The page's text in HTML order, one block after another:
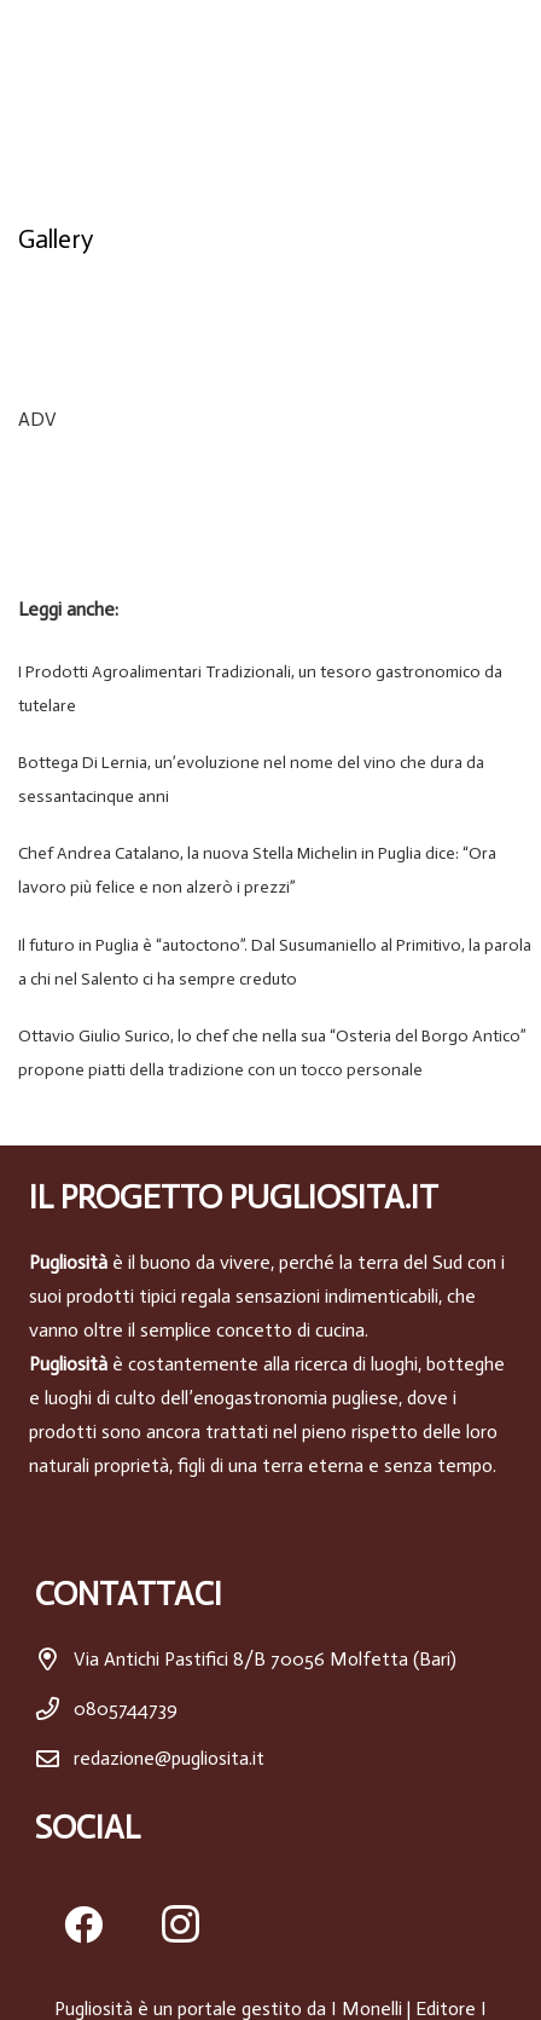
Gallery
ADV
Leggi anche:
I Prodotti Agroalimentari Tradizionali, un tesoro gastronomico da
tutelare
Bottega Di Lernia, un’evoluzione nel nome del vino che dura da
sessantacinque anni
Chef Andrea Catalano, la nuova Stella Michelin in Puglia dice: “Ora
lavoro più felice e non alzerò i prezzi”
Il futuro in Puglia è “autoctono”. Dal Susumaniello al Primitivo, la parola
a chi nel Salento ci ha sempre creduto
Ottavio Giulio Surico, lo chef che nella sua “Osteria del Borgo Antico”
propone piatti della tradizione con un tocco personale
IL PROGETTO PUGLIOSITA.IT
Pugliosità è il buono da vivere, perché la terra del Sud con i
suoi prodotti tipici regala sensazioni indimenticabili, che
vanno oltre il semplice concetto di cucina.
Pugliosità è costantemente alla ricerca di luoghi, botteghe
e luoghi di culto dell’enogastronomia pugliese, dove i
prodotti sono ancora trattati nel pieno rispetto delle loro
naturali proprietà, figli di una terra eterna e senza tempo.
CONTATTACI
Via Antichi Pastifici 8/B 70056 Molfetta (Bari)
0805744739
redazione@pugliosita.it
SOCIAL
Pugliosità è un portale gestito da I Monelli | Editore I